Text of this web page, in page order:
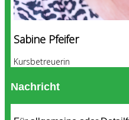
Sabine Pfeifer
Kursbetreuerin
Nachricht